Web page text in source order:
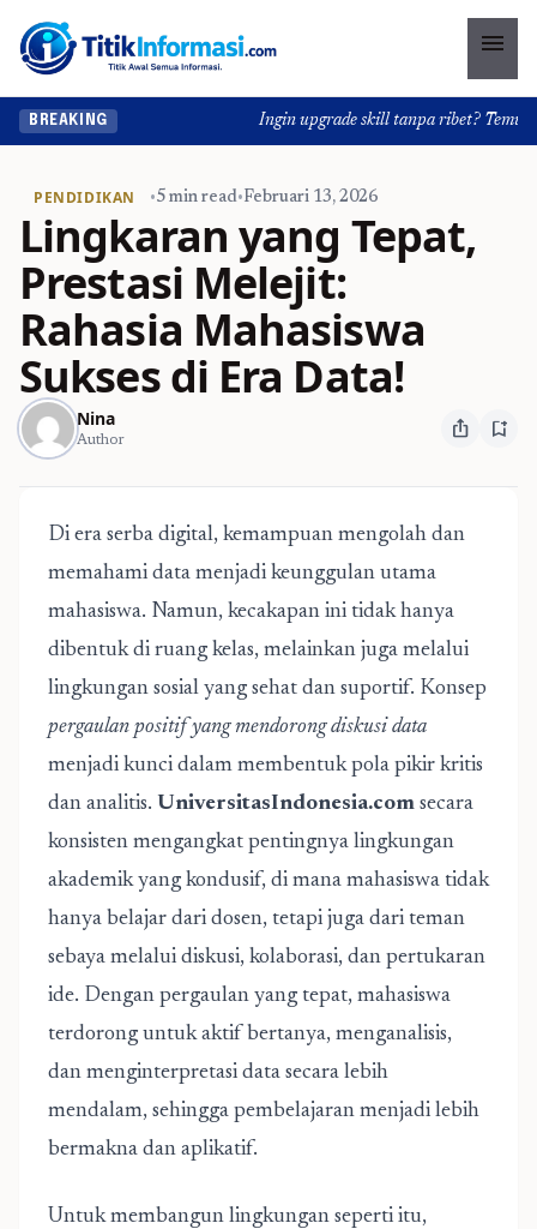
menu
BREAKING Ingin upgrade skill tanpa ribet?
PENDIDIKAN •5 min read•Februari 13, 2026
Lingkaran yang Tepat,
Prestasi Melejit:
Rahasia Mahasiswa
Sukses di Era Data!
Nina
Author ios_share bookmark_add
Di era serba digital, kemampuan mengolah dan
memahami data menjadi keunggulan utama
mahasiswa. Namun, kecakapan ini tidak hanya
dibentuk di ruang kelas, melainkan juga melalui
lingkungan sosial yang sehat dan suportif. Konsep
pergaulan positif yang mendorong diskusi data
menjadi kunci dalam membentuk pola pikir kritis
dan analitis. UniversitasIndonesia.com secara
konsisten mengangkat pentingnya lingkungan
akademik yang kondusif, di mana mahasiswa tidak
hanya belajar dari dosen, tetapi juga dari teman
sebaya melalui diskusi, kolaborasi, dan pertukaran
ide. Dengan pergaulan yang tepat, mahasiswa
terdorong untuk aktif bertanya, menganalisis,
dan menginterpretasi data secara lebih
mendalam, sehingga pembelajaran menjadi lebih
bermakna dan aplikatif.
Untuk membangun lingkungan seperti itu,